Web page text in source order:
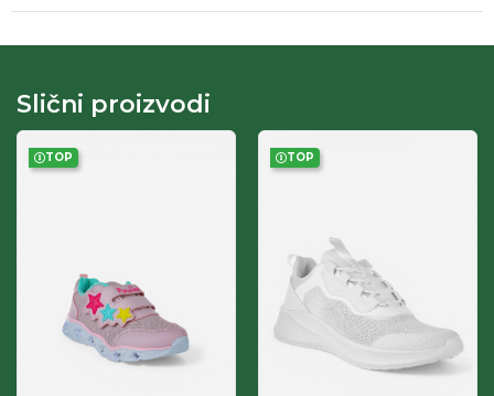
Slični proizvodi
TOP TOP